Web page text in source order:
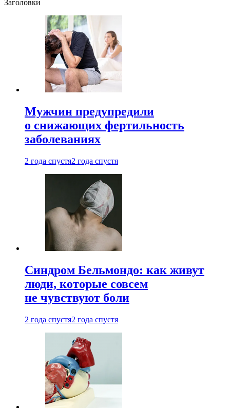
Заголовки
Мужчин предупредили
о снижающих фертильность
заболеваниях
2 года спустя2 года спустя
Синдром Бельмондо: как живут
люди, которые совсем
не чувствуют боли
2 года спустя2 года спустя